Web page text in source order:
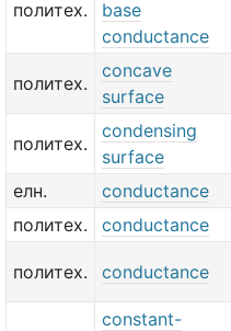
политех.
base
conductance
политех.
concave
surface
политех.
condensing
surface
елн.
conductance
политех.
conductance
политех. conductance
constant-